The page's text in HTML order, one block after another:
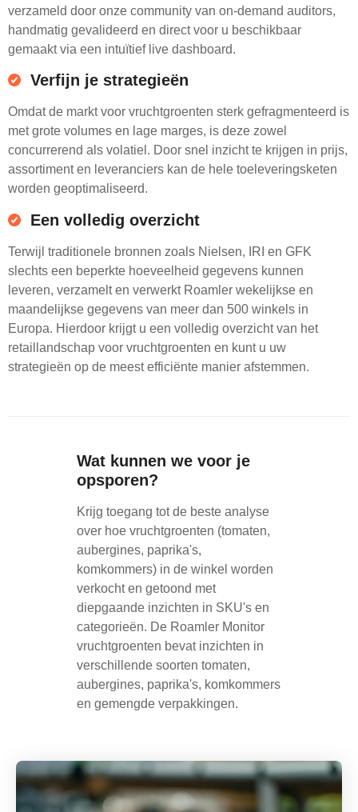
verzameld door onze community van on-demand auditors,
handmatig gevalideerd en direct voor u beschikbaar
gemaakt via een intuïtief live dashboard.
Verfijn je strategieën
Omdat de markt voor vruchtgroenten sterk gefragmenteerd is
met grote volumes en lage marges, is deze zowel
concurrerend als volatiel. Door snel inzicht te krijgen in prijs,
assortiment en leveranciers kan de hele toeleveringsketen
worden geoptimaliseerd.
Een volledig overzicht
Terwijl traditionele bronnen zoals Nielsen, IRI en GFK
slechts een beperkte hoeveelheid gegevens kunnen
leveren, verzamelt en verwerkt Roamler wekelijkse en
maandelijkse gegevens van meer dan 500 winkels in
Europa. Hierdoor krijgt u een volledig overzicht van het
retaillandschap voor vruchtgroenten en kunt u uw
strategieën op de meest efficiënte manier afstemmen.
Wat kunnen we voor je
opsporen?
Krijg toegang tot de beste analyse
over hoe vruchtgroenten (tomaten,
aubergines, paprika's,
komkommers) in de winkel worden
verkocht en getoond met
diepgaande inzichten in SKU's en
categorieën. De Roamler Monitor
vruchtgroenten bevat inzichten in
verschillende soorten tomaten,
aubergines, paprika's, komkommers
en gemengde verpakkingen.